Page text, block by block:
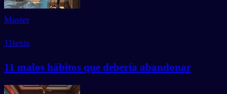
Master
11texts
11 malos hábitos que debería abandonar